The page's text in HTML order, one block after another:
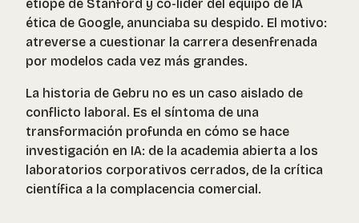
etíope de Stanford y co-líder del equipo de IA
ética de Google, anunciaba su despido. El motivo:
atreverse a cuestionar la carrera desenfrenada
por modelos cada vez más grandes.
La historia de Gebru no es un caso aislado de
conflicto laboral. Es el síntoma de una
transformación profunda en cómo se hace
investigación en IA: de la academia abierta a los
laboratorios corporativos cerrados, de la crítica
científica a la complacencia comercial.